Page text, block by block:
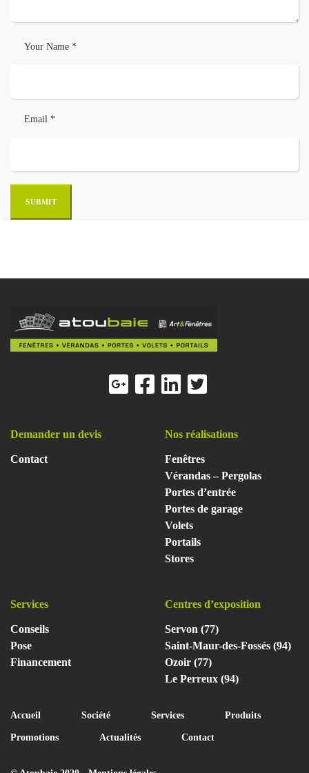
Your Name *
Email *
Demander un devis
Contact
Nos réalisations
Fenêtres
Vérandas – Pergolas
Portes d’entrée
Portes de garage
Volets
Portails
Stores
Services
Conseils
Pose
Financement
Centres d’exposition
Servon (77)
Saint-Maur-des-Fossés (94)
Ozoir (77)
Le Perreux (94)
Accueil Société Services Produits
Promotions Actualités Contact